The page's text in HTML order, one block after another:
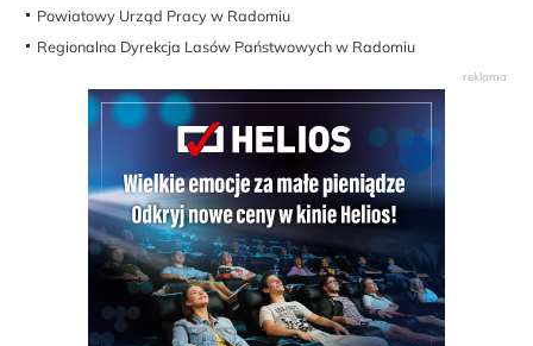
Powiatowy Urząd Pracy w Radomiu
Regionalna Dyrekcja Lasów Państwowych w Radomiu